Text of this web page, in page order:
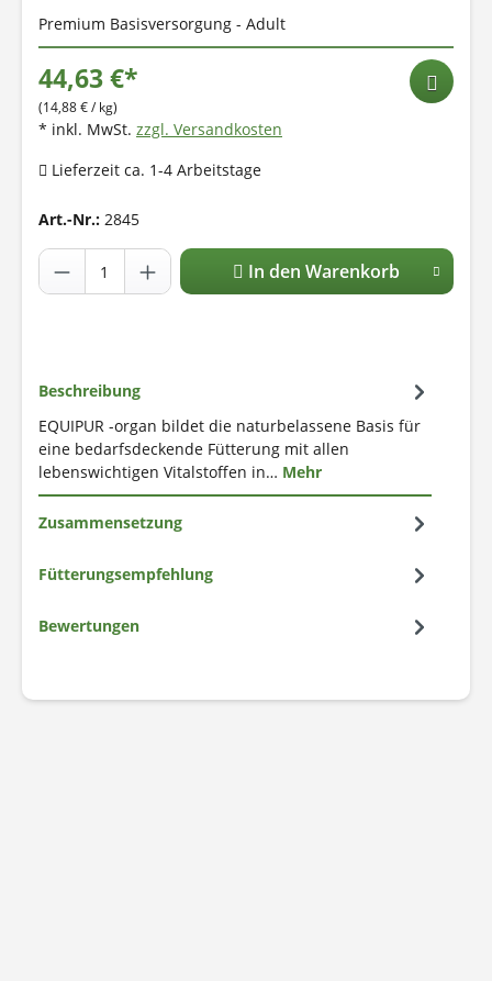
Premium Basisversorgung - Adult
44,63 €*
(14,88 € / kg)
* inkl. MwSt. zzgl. Versandkosten
Lieferzeit ca. 1-4 Arbeitstage
Art.-Nr.: 2845
In den Warenkorb
Beschreibung
EQUIPUR -organ bildet die naturbelassene Basis für
eine bedarfsdeckende Fütterung mit allen
lebenswichtigen Vitalstoffen in… Mehr
Zusammensetzung
Fütterungsempfehlung
Bewertungen